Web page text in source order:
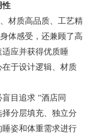
性
材质高品质、工艺精
体感受，还兼顾了高
应并获得优质睡
于设计逻辑、材质
目追求 “酒店同
分层填充、独立分
姿和体重需求进行